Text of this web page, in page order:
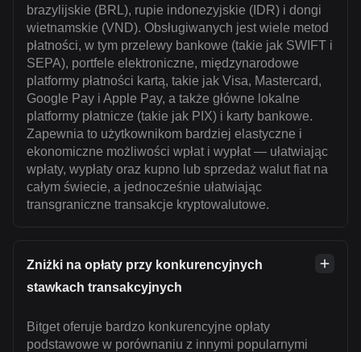
brazylijskie (BRL), rupie indonezyjskie (IDR) i dongi
wietnamskie (VND). Obsługiwanych jest wiele metod
płatności, w tym przelewy bankowe (takie jak SWIFT i
SEPA), portfele elektroniczne, międzynarodowe
platformy płatności kartą, takie jak Visa, Mastercard,
Google Pay i Apple Pay, a także główne lokalne
platformy płatnicze (takie jak PIX) i karty bankowe.
Zapewnia to użytkownikom bardziej elastyczne i
ekonomiczne możliwości wpłat i wypłat — ułatwiając
wpłaty, wypłaty oraz kupno lub sprzedaż walut fiat na
całym świecie, a jednocześnie ułatwiając
transgraniczne transakcje kryptowalutowe.
Zniżki na opłaty przy konkurencyjnych
stawkach transakcyjnych
Bitget oferuje bardzo konkurencyjne opłaty
podstawowe w porównaniu z innymi popularnymi